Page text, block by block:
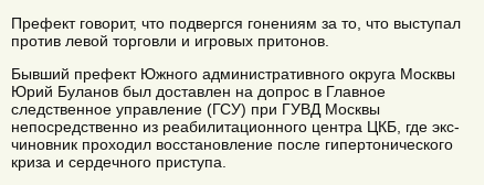
Префект говорит, что подвергся гонениям за то, что выступал
против левой торговли и игровых притонов.
Бывший префект Южного административного округа Москвы
Юрий Буланов был доставлен на допрос в Главное
следственное управление (ГСУ) при ГУВД Москвы
непосредственно из реабилитационного центра ЦКБ, где экс-
чиновник проходил восстановление после гипертонического
криза и сердечного приступа.